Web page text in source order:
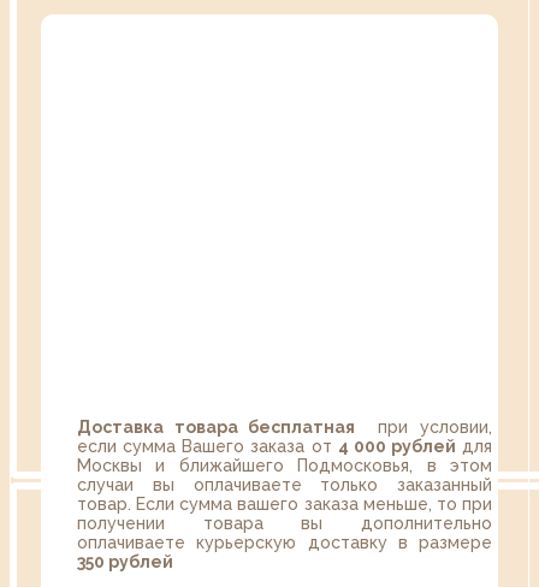
Доставка товара бесплатная при условии,
если сумма Вашего заказа от 4 000 рублей для
Москвы и ближайшего Подмосковья, в этом
случаи вы оплачиваете только заказанный
товар. Если сумма вашего заказа меньше, то при
получении товара вы дополнительно
оплачиваете курьерскую доставку в размере
350 рублей